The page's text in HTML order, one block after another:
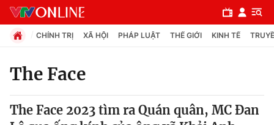
Chuyên mục
CHÍNH TRỊ XÃ HỘI PHÁP LUẬT THẾ GIỚI KINH TẾ
The Face
The Face 2023 tìm ra Quán quân, MC Đan